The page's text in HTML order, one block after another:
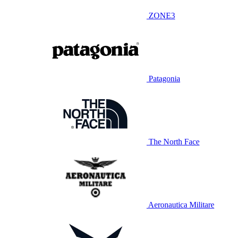
ZONE3
Patagonia
The North Face
Aeronautica Militare